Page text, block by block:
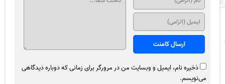
ذخیره نام، ایمیل و وبسایت من در مرورگر برای زمانی که دوباره دیدگاهی
می‌نویسم.